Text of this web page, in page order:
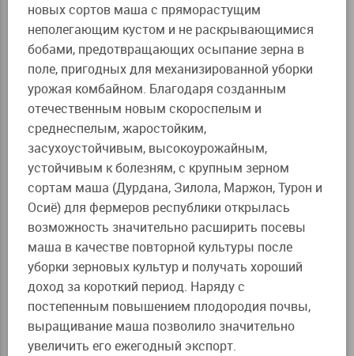
новых сортов маша с пряморастущим
неполегающим кустом и не раскрывающимися
бобами, предотвращающих осыпание зерна в
поле, пригодных для механизированной уборки
урожая комбайном. Благодаря созданным
отечественным новым скороспелым и
среднеспелым, жаростойким,
засухоустойчивым, высокоурожайным,
устойчивым к болезням, с крупным зерном
сортам маша (Дурдана, Зилола, Маржон, Турон и
Осиё) для фермеров республики открылась
возможность значительно расширить посевы
маша в качестве повторной культуры после
уборки зерновых культур и получать хороший
доход за короткий период. Наряду с
постепенным повышением плодородия почвы,
выращивание маша позволило значительно
увеличить его ежегодный экспорт.